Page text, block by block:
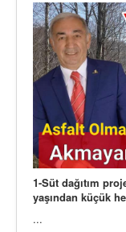
1-Süt dağıtım
yaşından küçük
...